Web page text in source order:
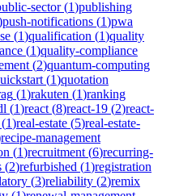
sector(1)publishing
push-notifications (1)pwa
(1)qualification (1)quality
(1)quality-compliance
(2)quantum-computing
(1)quotation
(1)rakuten (1)ranking
(1)react (8)react-19 (2)react-
(1)real-estate (5)real-estate-
recipe-management
(1)recruitment (6)recurring-
(2)refurbished (1)registration
(3)reliability (2)remix